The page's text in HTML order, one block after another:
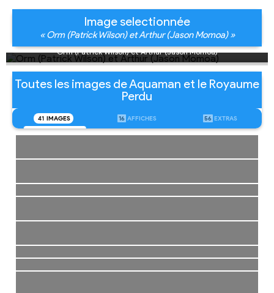
Image selectionnée
« Orm (Patrick Wilson) et Arthur (Jason Momoa) »
Orm (Patrick Wilson) et Arthur (Jason Momoa)
Toutes les images de Aquaman et le Royaume
Perdu
41 IMAGES 16 AFFICHES 56 EXTRAS